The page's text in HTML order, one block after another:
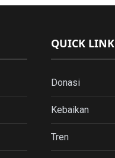
QUICK LINK
Donasi
Kebaikan
Tren